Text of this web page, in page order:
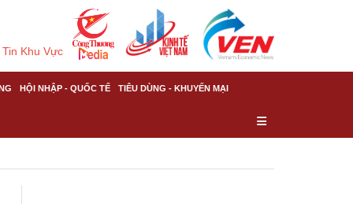
Tin Khu Vực
HỘI NHẬP - QUỐC TẾ TIÊU DÙNG - KHUYẾN MẠI